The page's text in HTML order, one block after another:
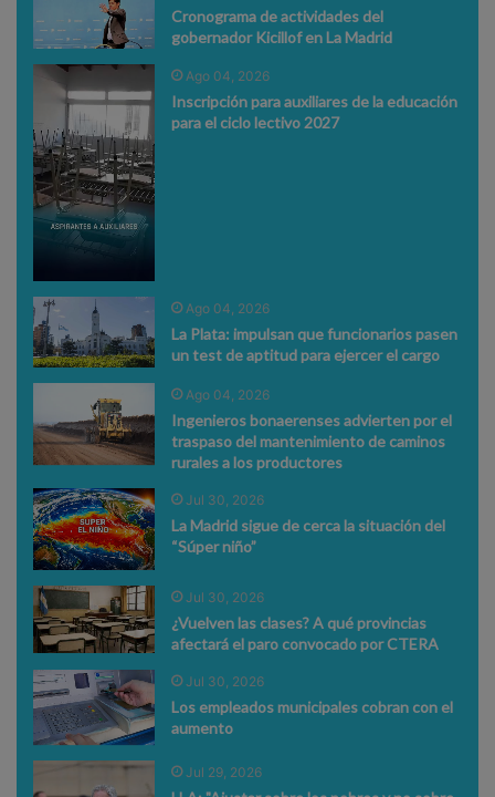
Cronograma de actividades del
gobernador Kicillof en La Madrid
Ago 04, 2026
Inscripción para auxiliares de la educación
para el ciclo lectivo 2027
Ago 04, 2026
La Plata: impulsan que funcionarios pasen
un test de aptitud para ejercer el cargo
Ago 04, 2026
Ingenieros bonaerenses advierten por el
traspaso del mantenimiento de caminos
rurales a los productores
Jul 30, 2026
La Madrid sigue de cerca la situación del
“Súper niño”
Jul 30, 2026
¿Vuelven las clases? A qué provincias
afectará el paro convocado por CTERA
Jul 30, 2026
Los empleados municipales cobran con el
aumento
Jul 29, 2026